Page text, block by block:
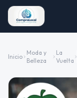
Inicio
Moda y
Belleza
La
Vuelta